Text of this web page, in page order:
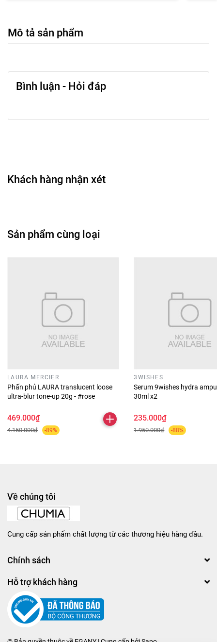
Mô tả sản phẩm
Bình luận - Hỏi đáp
Khách hàng nhận xét
Sản phẩm cùng loại
LAURA MERCIER
Phấn phủ LAURA translucent loose
ultra-blur tone-up 20g - #rose
469.000₫
4.150.000₫ -89%
3WISHES
Serum 9wishes hydra
30ml x2
235.000₫
1.950.000₫ -88%
Về chúng tôi
Cung cấp sản phẩm chất lượng từ các thương hiệu hàng đầu.
Chính sách
Hỗ trợ khách hàng